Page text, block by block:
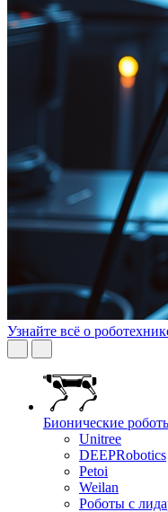
Узнайте всё о
Бионические
Unitree
DEEPRobotics
Petoi
Weilan
Роботы с